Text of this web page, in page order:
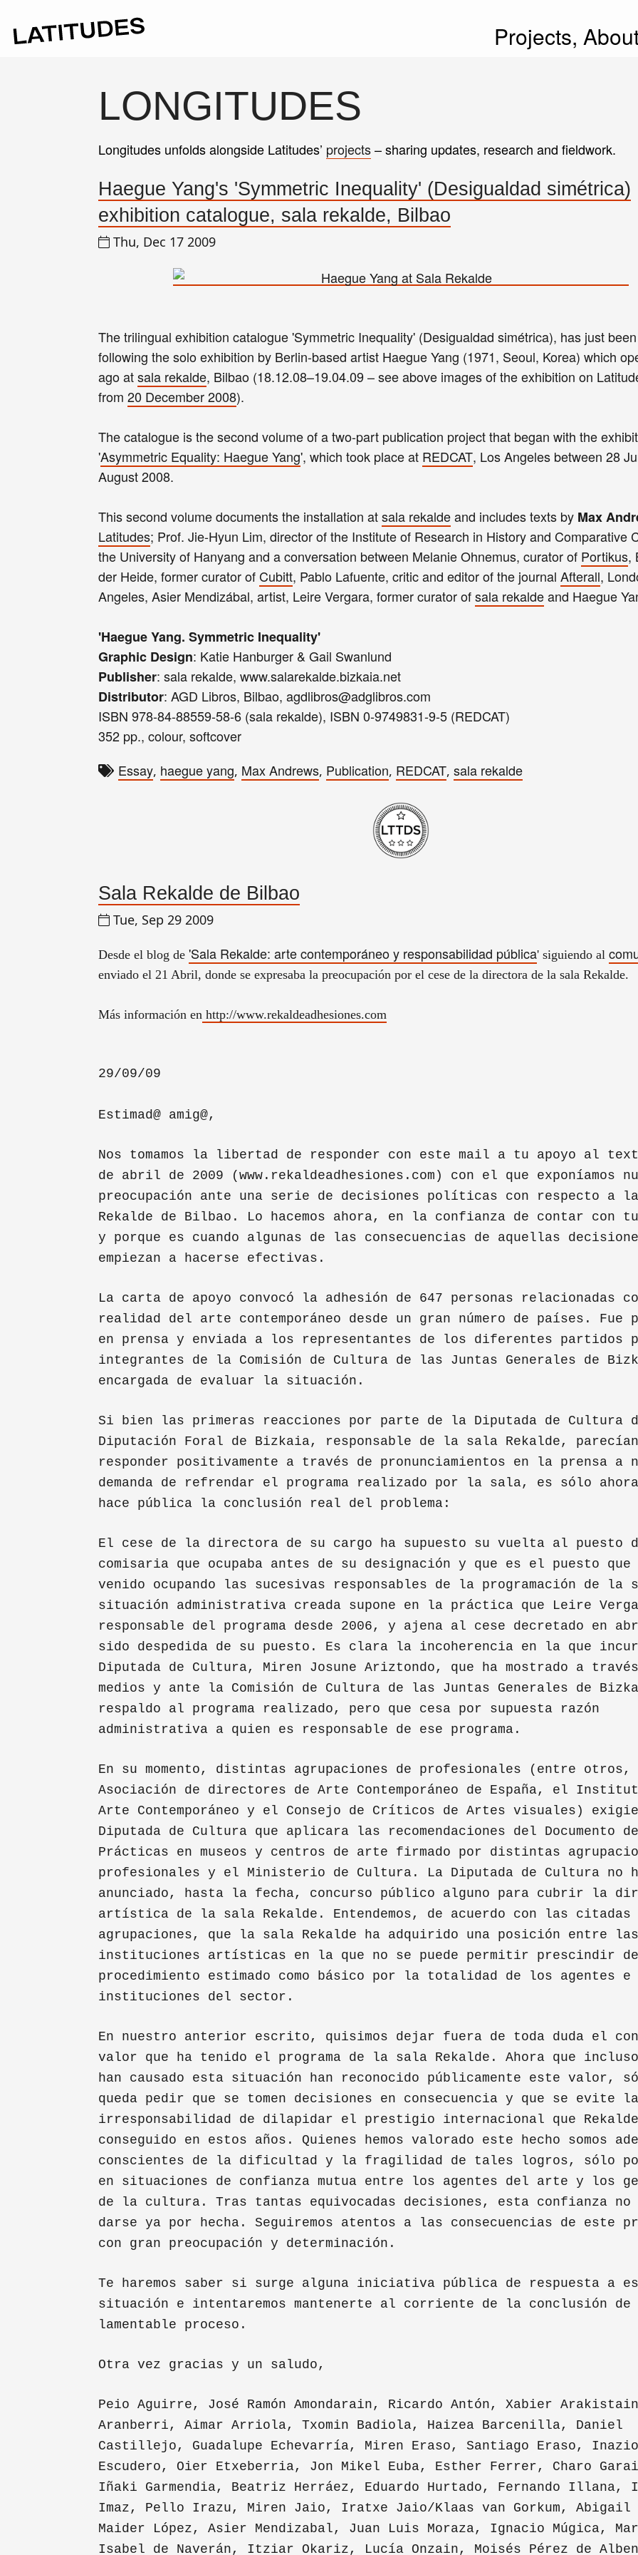
Projects,
LONGITUDES
Longitudes unfolds alongside Latitudes’ projects– sharing updates, research and fieldwork.
Haegue Yang's 'Symmetric Inequality' (Desigualdad simétrica)
exhibition catalogue, sala rekalde, Bilbao
Thu, Dec 17 2009
The trilingual exhibition catalogue 'Symmetric Inequality' (Desigualdad simétrica), has just
following the solo exhibition by Berlin-based artist Haegue Yang (1971, Seoul, Korea) which
ago atsala rekalde, Bilbao (18.12.08–19.04.09 – see above images of the exhibition on
from 20 December 2008).
The catalogue is the second volume of a two-part publication project that began with the
'Asymmetric Equality: Haegue Yang', which took place at REDCAT, Los Angeles between 28
August 2008.
This second volume documents the installation atsala rekaldeand includes texts by Max
Latitudes; Prof. Jie-Hyun Lim, director of the Institute of Research in History and Comparative
the University of Hanyang and a conversation between Melanie Ohnemus, curator of Portikus,
der Heide, former curator of Cubitt, Pablo Lafuente, critic and editor of the journal Afterall,
Angeles, Asier Mendizábal, artist, Leire Vergara, former curator ofsala rekaldeand Haegue
'Haegue Yang. Symmetric Inequality'
Graphic Design: Katie Hanburger & Gail Swanlund
Publisher: sala rekalde, www.salarekalde.bizkaia.net
Distributor: AGD Libros, Bilbao, agdlibros@adglibros.com
ISBN 978-84-88559-58-6 (sala rekalde), ISBN 0-9749831-9-5 (REDCAT)
352 pp., colour, softcover
Essay, haegue yang, Max Andrews, Publication, REDCAT, sala rekalde
Sala Rekalde de Bilbao
Tue, Sep 29 2009
Desde el blog de 'Sala Rekalde: arte contemporáneo y responsabilidad pública' siguiendo al
enviado el 21 Abril, donde se expresaba la preocupación por el cese de la directora de la sala Rekalde.
Más información en http://www.rekaldeadhesiones.com
29/09/09
Estimad@ amig@,
Nos tomamos la libertad de responder con este mail a tu apoyo al
de abril de 2009 (www.rekaldeadhesiones.com) con el que exponíamos
preocupación ante una serie de decisiones políticas con respecto a
Rekalde de Bilbao. Lo hacemos ahora, en la confianza de contar con
y porque es cuando algunas de las consecuencias de aquellas
empiezan a hacerse efectivas.
La carta de apoyo convocó la adhesión de 647 personas relacionadas
realidad del arte contemporáneo desde un gran número de países. Fue
en prensa y enviada a los representantes de los diferentes partidos
integrantes de la Comisión de Cultura de las Juntas Generales de
encargada de evaluar la situación.
Si bien las primeras reacciones por parte de la Diputada de Cultura
Diputación Foral de Bizkaia, responsable de la sala Rekalde, parecían
responder positivamente a través de pronunciamientos en la prensa a
demanda de refrendar el programa realizado por la sala, es sólo
hace pública la conclusión real del problema:
El cese de la directora de su cargo ha supuesto su vuelta al puesto
comisaria que ocupaba antes de su designación y que es el puesto que
venido ocupando las sucesivas responsables de la programación de la
situación administrativa creada supone en la práctica que Leire
responsable del programa desde 2006, y ajena al cese decretado en
sido despedida de su puesto. Es clara la incoherencia en la que
Diputada de Cultura, Miren Josune Ariztondo, que ha mostrado a
medios y ante la Comisión de Cultura de las Juntas Generales de
respaldo al programa realizado, pero que cesa por supuesta razón
administrativa a quien es responsable de ese programa.
En su momento, distintas agrupaciones de profesionales (entre
Asociación de directores de Arte Contemporáneo de España, el
Arte Contemporáneo y el Consejo de Críticos de Artes visuales)
Diputada de Cultura que aplicara las recomendaciones del Documento de
Prácticas en museos y centros de arte firmado por distintas
profesionales y el Ministerio de Cultura. La Diputada de Cultura no
anunciado, hasta la fecha, concurso público alguno para cubrir la
artística de la sala Rekalde. Entendemos, de acuerdo con las citadas
agrupaciones, que la sala Rekalde ha adquirido una posición entre las
instituciones artísticas en la que no se puede permitir prescindir
procedimiento estimado como básico por la totalidad de los agentes e
instituciones del sector.
En nuestro anterior escrito, quisimos dejar fuera de toda duda el
valor que ha tenido el programa de la sala Rekalde. Ahora que
han causado esta situación han reconocido públicamente este valor,
queda pedir que se tomen decisiones en consecuencia y que se evite la
irresponsabilidad de dilapidar el prestigio internacional que
conseguido en estos años. Quienes hemos valorado este hecho somos
conscientes de la dificultad y la fragilidad de tales logros, sólo
en situaciones de confianza mutua entre los agentes del arte y los
de la cultura. Tras tantas equivocadas decisiones, esta confianza no
darse ya por hecha. Seguiremos atentos a las consecuencias de este
con gran preocupación y determinación.
Te haremos saber si surge alguna iniciativa pública de respuesta a
situación e intentaremos mantenerte al corriente de la conclusión de
lamentable proceso.
Otra vez gracias y un saludo,
Peio Aguirre, José Ramón Amondarain, Ricardo Antón, Xabier
Aranberri, Aimar Arriola, Txomin Badiola, Haizea Barcenilla, Daniel
Castillejo, Guadalupe Echevarría, Miren Eraso, Santiago Eraso, Inazio
Escudero, Oier Etxeberria, Jon Mikel Euba, Esther Ferrer, Charo
Iñaki Garmendia, Beatriz Herráez, Eduardo Hurtado, Fernando Illana,
Imaz, Pello Irazu, Miren Jaio, Iratxe Jaio/Klaas van Gorkum, Abigail
Maider López, Asier Mendizabal, Juan Luis Moraza, Ignacio Múgica,
Isabel de Naverán, Itziar Okariz, Lucía Onzain, Moisés Pérez de